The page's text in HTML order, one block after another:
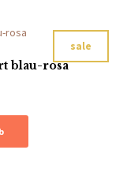
sale
blau-rosa
€.